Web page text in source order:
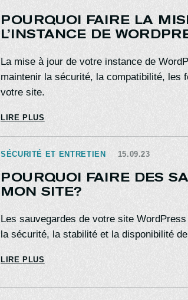
POURQUOI FAIRE LA
L’INSTANCE DE
La mise à jour de votre instance de
maintenir la sécurité, la compatibilité, les
votre site.
LIRE PLUS
SÉCURITÉ ET ENTRETIEN 15.09.23
POURQUOI FAIRE DES
MON SITE?
Les sauvegardes de votre site
la sécurité, la stabilité et la disponibilité
LIRE PLUS